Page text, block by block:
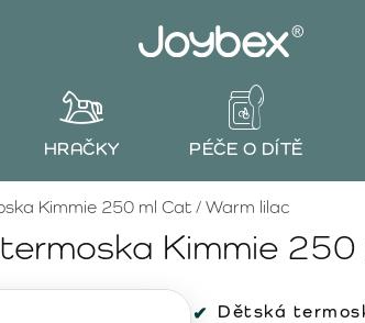
HRAČKY PÉČE O DÍTĚ
Kimmie
Kimmie 250 ml Cat / Warm lilac
Dětská